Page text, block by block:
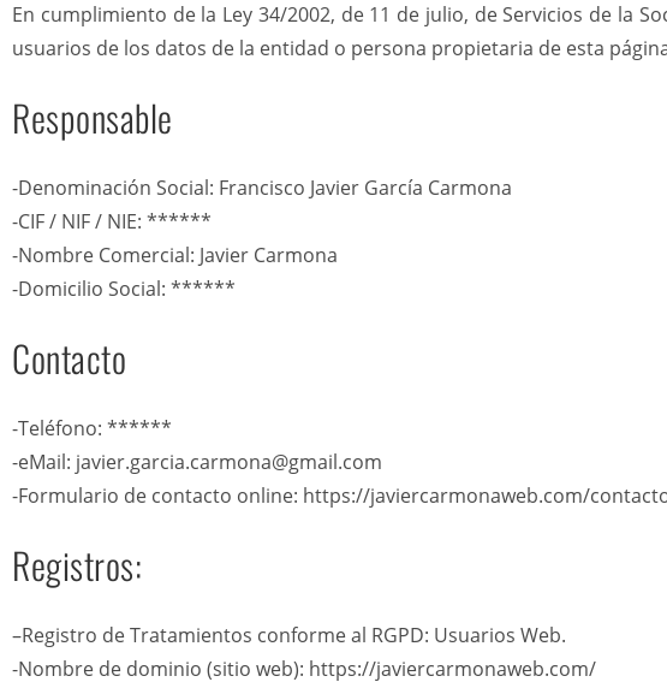
En cumplimiento de la Ley 34/2002, de 11 de julio, de Servicios de la
usuarios de los datos de la entidad o persona propietaria de esta
Responsable
-Denominación Social: Francisco Javier García Carmona
-CIF / NIF / NIE: ******
-Nombre Comercial: Javier Carmona
-Domicilio Social: ******
Contacto
-Teléfono: ******
-eMail: javier.garcia.carmona@gmail.com
-Formulario de contacto online: https://javiercarmonaweb.com/
Registros:
–Registro de Tratamientos conforme al RGPD: Usuarios Web.
-Nombre de dominio (sitio web): https://javiercarmonaweb.com/